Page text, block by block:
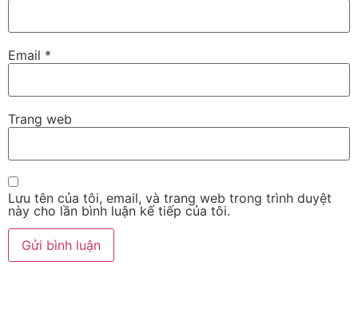
Email *
Trang web
Lưu tên của tôi, email, và trang web trong trình duyệt
này cho lần bình luận kế tiếp của tôi.